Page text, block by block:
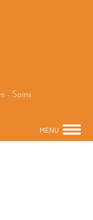
- Soins
MENU